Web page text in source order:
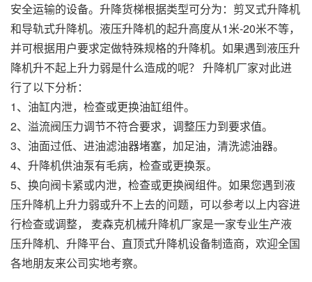
安全运输的设备。升降货梯根据类型可分为：剪叉式升降机
和导轨式升降机。液压升降机的起升高度从1米-20米不等，
并可根据用户要求定做特殊规格的升降机。如果遇到液压升
降机升不起上升力弱是什么造成的呢？ 升降机厂家对此进
行了以下分析：
1、油缸内泄，检查或更换油缸组件。
2、溢流阀压力调节不符合要求，调整压力到要求值。
3、油面过低、进油滤油器堵塞，加足油，清洗滤油器。
4、升降机供油泵有毛病，检查或更换泵。
5、换向阀卡紧或内泄，检查或更换阀组件。如果您遇到液
压升降机上升力弱或升不上去的问题，可以参考以上内容进
行检查或调整， 麦森克机械升降机厂家是一家专业生产液
压升降机、升降平台、直顶式升降机设备制造商，欢迎全国
各地朋友来公司实地考察。